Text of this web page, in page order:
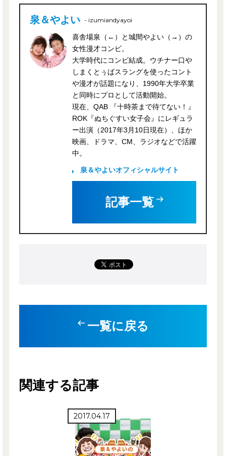
泉＆やよい - izumiandyayoi
喜舎場泉（←）と城間やよい（→）の
女性漫才コンビ。
大学時代にコンビ結成。ウチナー口や
しまくとぅばスラングを使ったコント
や漫才が話題になり、1990年大学卒業
と同時にプロとして活動開始。
現在、QAB 『十時茶まで待てない！』
ROK『ぬちぐすい女子会』にレギュラ
ー出演（2017年3月10日現在）、ほか
映画、ドラマ、CM、ラジオなどで活躍
中。
泉＆やよいオフィシャルサイト
記事一覧
一覧に戻る
関連する記事
2017.04.17